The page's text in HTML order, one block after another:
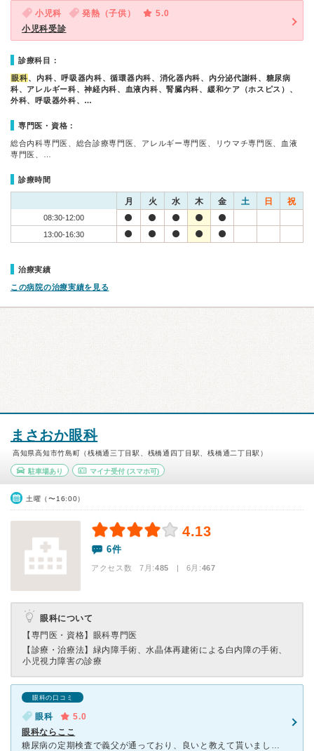
小児科 発熱（子供）
5.0
小児科受診
診療科目：
眼科、内科、呼吸器内科、循環器内科、消化器内科、内分泌代謝科、糖尿病
科、アレルギー科、神経内科、血液内科、腎臓内科、緩和ケア（ホスピス）、
外科、呼吸器外科、…
専門医・資格：
総合内科専門医、総合診療専門医、アレルギー専門医、リウマチ専門医、血液
専門医、…
診療時間
月 火 水 木 金 土 日 祝
08:30-12:00
13:00-16:30
治療実績
この病院の治療実績を見る
まさおか眼科
高知県高知市竹島町（桟橋通三丁目駅、桟橋通四丁目駅、桟橋通二丁目駅）
駐車場あり マイナ受付(スマホ可)
土曜（〜16:00）
4.13
6件
アクセス数 7月:485 | 6月:467
眼科について
【専門医・資格】 眼科専門医
【診療・治療法】 緑内障手術、水晶体再建術による白内障の手術、
小児視力障害の診療
眼科の口コミ
眼科
5.0
眼科ならここ
糖尿病の定期検査で義父が通っており、良いと教えて貰いました。 私はコンタクトで通っていますが、子どもの目のトラブルでもお世話になっています。 受付さん、看護師さん、お医者さんのみんなが大人にも子ど